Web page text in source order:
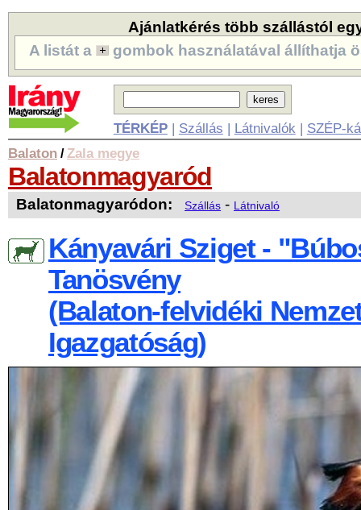
Ajánlatkérés több szállástól
A listát a
gombok használatával állíthatja
TÉRKÉP| Szállás | Látnivalók | SZÉP-
Balaton /Zala megye
Balatonmagyaród
Balatonmagyaródon: Szállás - Látnivaló
Kányavári Sziget -
Tanösvény
(Balaton-felvidéki
Igazgatóság)